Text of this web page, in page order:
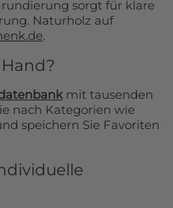
sorgt für klare
Naturholz auf
.
mit tausenden
nach Kategorien wie
speichern Sie Favoriten